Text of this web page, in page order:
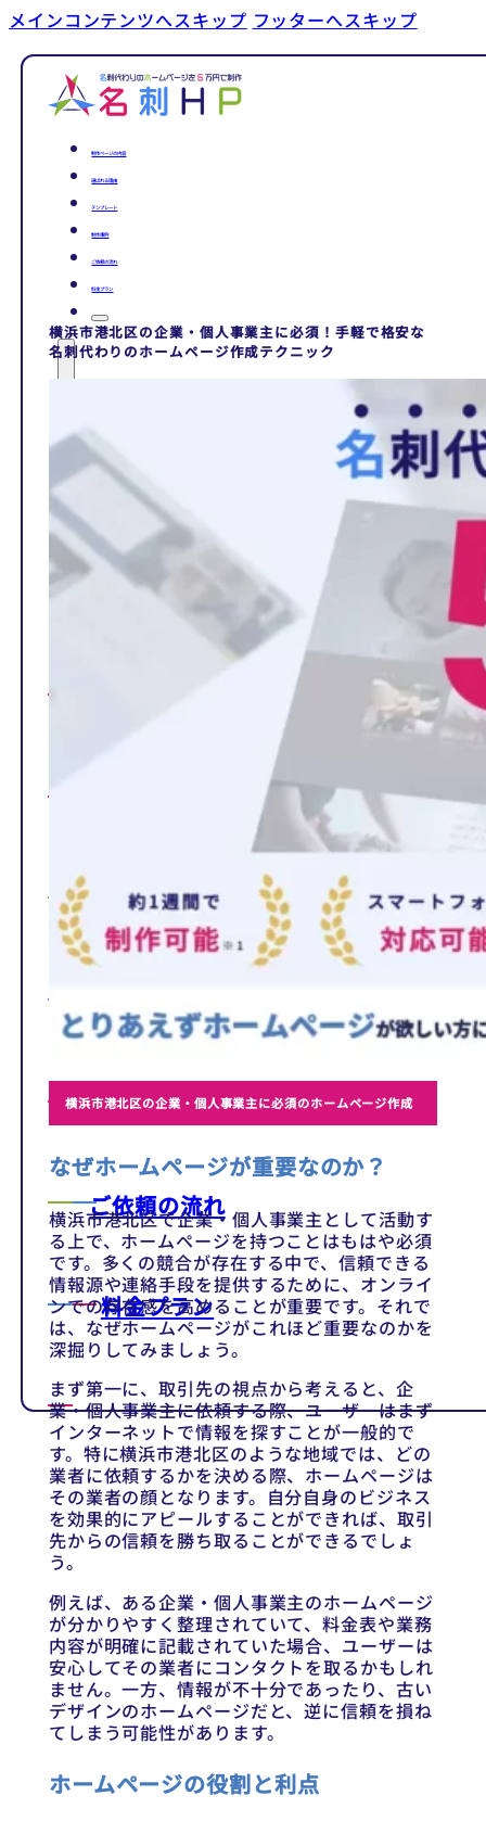
メインコンテンツへスキップ フッターへスキップ
制作ページの内容
選ばれる理由
テンプレート
制作事例
ご依頼の流れ
料金プラン
選ばれる理由
制作事例
ご依頼の流れ
料金プラン
横浜市港北区の企業・個人事業主に必須！手軽で格安な
名刺代わりのホームページ作成テクニック
横浜市港北区の企業・個人事業主に必須のホームページ作成
なぜホームページが重要なのか？
横浜市港北区で企業・個人事業主として活動す
る上で、ホームページを持つことはもはや必須
です。多くの競合が存在する中で、信頼できる
情報源や連絡手段を提供するために、オンライ
ンでの存在感を高めることが重要です。それで
は、なぜホームページがこれほど重要なのかを
深掘りしてみましょう。
まず第一に、取引先の視点から考えると、企
業・個人事業主に依頼する際、ユーザーはまず
インターネットで情報を探すことが一般的で
す。特に横浜市港北区のような地域では、どの
業者に依頼するかを決める際、ホームページは
その業者の顔となります。自分自身のビジネス
を効果的にアピールすることができれば、取引
先からの信頼を勝ち取ることができるでしょ
う。
例えば、ある企業・個人事業主のホームページ
が分かりやすく整理されていて、料金表や業務
内容が明確に記載されていた場合、ユーザーは
安心してその業者にコンタクトを取るかもしれ
ません。一方、情報が不十分であったり、古い
デザインのホームページだと、逆に信頼を損ね
てしまう可能性があります。
ホームページの役割と利点